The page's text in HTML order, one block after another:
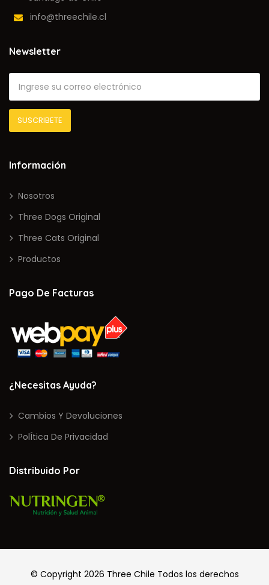
info@threechile.cl
Newsletter
Información
Nosotros
Three Dogs Original
Three Cats Original
Productos
Pago De Facturas
¿Necesitas Ayuda?
Cambios Y Devoluciones
PolÍtica De Privacidad
Distribuido Por
© Copyright 2026 Three Chile Todos los derechos